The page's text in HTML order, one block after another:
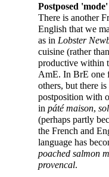
Postposed
There is another
English that we
as in Lobster
cuisine (rather
productive within
AmE. In BrE one
others, but there
postposition with
in páté maison,
(perhaps partly
the French and
language has
poached salmon
provencal.